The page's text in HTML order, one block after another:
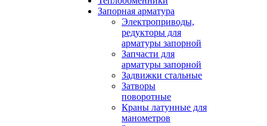
Запорная арматура
Электроприводы,
редукторы для
арматуры запорной
Запчасти для
арматуры запорной
Задвижки стальные
Затворы
поворотные
Краны латунные для
манометров